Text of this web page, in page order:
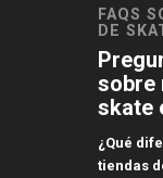
FAQS
DE
sobre
skate
¿Qué
tiendas